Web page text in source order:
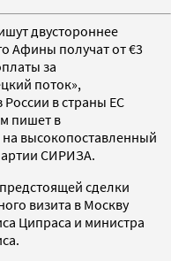
двустороннее
Афины получат от €3
за
поток»,
России в страны ЕС
пишет в
высокопоставленный
СИРИЗА.
сделки
визита в Москву
Ципраса и министра